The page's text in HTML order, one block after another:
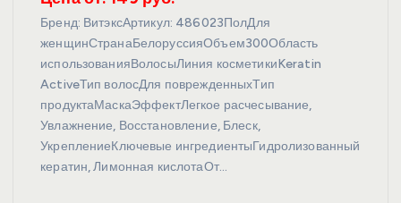
Бренд: ВитэксАртикул: 486023ПолДля
женщинСтранаБелоруссияОбъем300Область
использованияВолосыЛиния косметикиKeratin
ActiveТип волосДля поврежденныхТип
продуктаМаскаЭффектЛегкое расчесывание,
Увлажнение, Восстановление, Блеск,
УкреплениеКлючевые ингредиентыГидролизованный
кератин, Лимонная кислотаОт…